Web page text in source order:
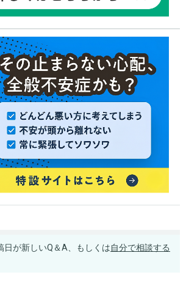
が新しいQ＆A、もしくは自分で相談する